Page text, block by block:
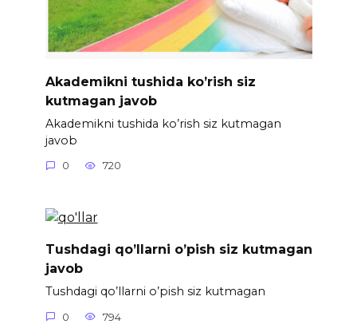
Akademikni tushida ko’rish siz
kutmagan javob
Akademikni tushida ko’rish siz kutmagan
javob
0 720
Tushdagi qo’llarni o’pish siz kutmagan
javob
Tushdagi qo’llarni o’pish siz kutmagan
0 794